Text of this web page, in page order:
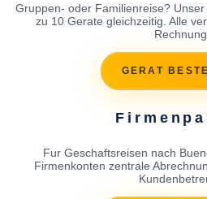
Gruppen- oder Familienreise?
zu 10 Gerate gleichzeitig. Alle
Rechnung.
GERAT
Fur Geschaftsreisen nach
Firmenkonten zentrale